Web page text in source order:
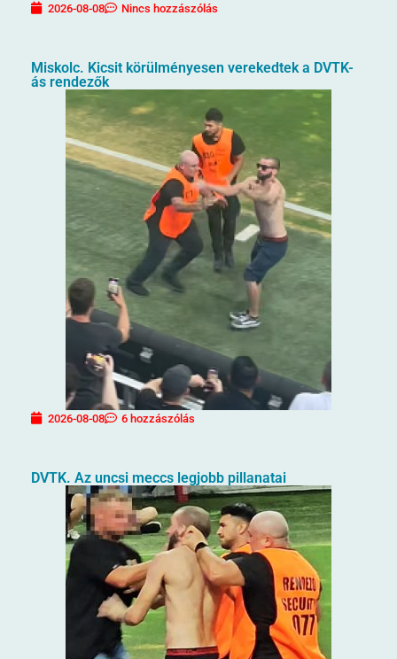
2026-08-08 Nincs hozzászólás
Miskolc. Kicsit körülményesen verekedtek a DVTK-
ás rendezők
2026-08-08 6 hozzászólás
DVTK. Az uncsi meccs legjobb pillanatai